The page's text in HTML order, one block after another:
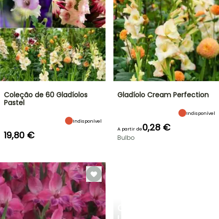
Coleção de 60 Gladíolos
Pastel
Indisponível
19,80 €
Gladíolo Cream Perfection
Indisponível
A partir de0,28 €
Bulbo